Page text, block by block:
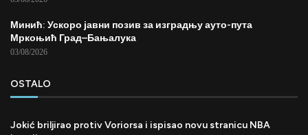
Минић: Ускоро јавни позив за изградњу ауто-пута
Мркоњић Град–Бањалука
03/08/2026
OSTALO
Jokić briljirao protiv Voriorsa i ispisao novu stranicu NBA